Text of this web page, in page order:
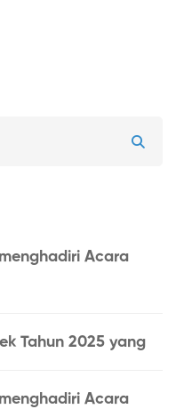
Acara
Tahun 2025 yang
Acara